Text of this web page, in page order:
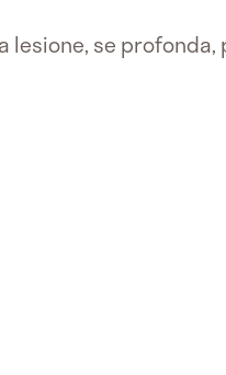
lesione, se